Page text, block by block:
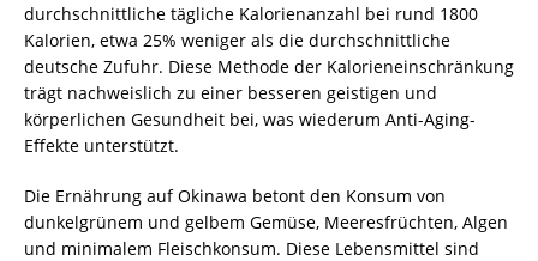
durchschnittliche tägliche Kalorienanzahl bei rund 1800
Kalorien, etwa 25% weniger als die durchschnittliche
deutsche Zufuhr. Diese Methode der Kalorieneinschränkung
trägt nachweislich zu einer besseren geistigen und
körperlichen Gesundheit bei, was wiederum Anti-Aging-
Effekte unterstützt.
Die Ernährung auf Okinawa betont den Konsum von
dunkelgrünem und gelbem Gemüse, Meeresfrüchten, Algen
und minimalem Fleischkonsum. Diese Lebensmittel sind